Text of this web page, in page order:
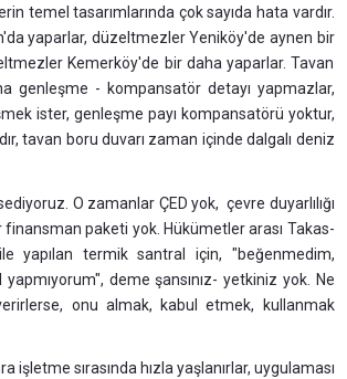
temel tasarımlarında çok sayıda hata vardır.
yaparlar, düzeltmezler Yeniköy'de aynen bir
Kemerköy'de bir daha yaparlar. Tavan
genleşme - kompansatör detayı yapmazlar,
ister, genleşme payı kompansatörü yoktur,
tavan boru duvarı zaman içinde dalgalı deniz
O zamanlar ÇED yok, çevre duyarlılığı
paketi yok. Hükümetler arası Takas-
yapılan termik santral için, "beğenmedim,
deme şansınız- yetkiniz yok. Ne
onu almak, kabul etmek, kullanmak
işletme sırasında hızla yaşlanırlar, uygulaması